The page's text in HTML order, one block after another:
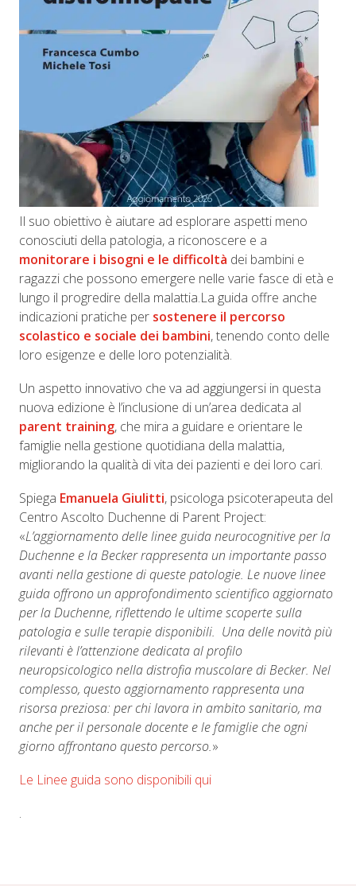
Il suo obiettivo è aiutare ad esplorare aspetti meno
conosciuti della patologia, a riconoscere e a
monitorare i bisogni e le difficoltà dei bambini e
ragazzi che possono emergere nelle varie fasce di età e
lungo il progredire della malattia.La guida offre anche
indicazioni pratiche per sostenere il percorso
scolastico e sociale dei bambini, tenendo conto delle
loro esigenze e delle loro potenzialità.
Un aspetto innovativo che va ad aggiungersi in questa
nuova edizione è l’inclusione di un’area dedicata al
parent training, che mira a guidare e orientare le
famiglie nella gestione quotidiana della malattia,
migliorando la qualità di vita dei pazienti e dei loro cari.
Spiega Emanuela Giulitti, psicologa psicoterapeuta del
Centro Ascolto Duchenne di Parent Project:
«L’aggiornamento delle linee guida neurocognitive per la
Duchenne e la Becker rappresenta un importante passo
avanti nella gestione di queste patologie. Le nuove linee
guida offrono un approfondimento scientifico aggiornato
per la Duchenne, riflettendo le ultime scoperte sulla
patologia e sulle terapie disponibili. Una delle novità più
rilevanti è l’attenzione dedicata al profilo
neuropsicologico nella distrofia muscolare di Becker. Nel
complesso, questo aggiornamento rappresenta una
risorsa preziosa: per chi lavora in ambito sanitario, ma
anche per il personale docente e le famiglie che ogni
giorno affrontano questo percorso.»
Le Linee guida sono disponibili qui
.